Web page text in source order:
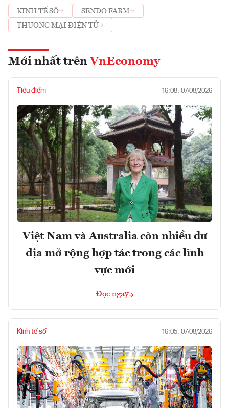
KINH TẾ SỐ
SENDO FARM
THƯƠNG MẠI ĐIỆN TỬ
Mới nhất trên VnEconomy
Tiêu điểm 16:08, 07/08/2026
Việt Nam và Australia còn nhiều dư
địa mở rộng hợp tác trong các lĩnh
vực mới
Đọc ngay
Kinh tế số 16:05, 07/08/2026